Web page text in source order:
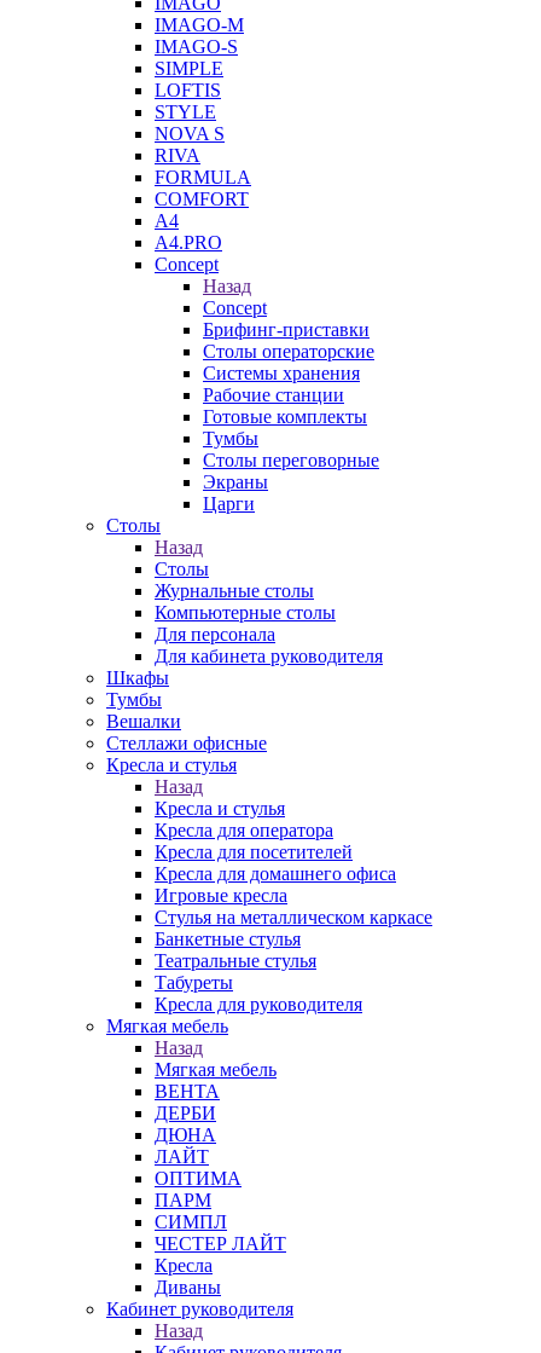
IMAGO-M
IMAGO-S
SIMPLE
LOFTIS
STYLE
NOVA S
RIVA
FORMULA
COMFORT
A4
A4.PRO
Concept
Назад
Concept
Брифинг-приставки
Столы операторские
Системы хранения
Рабочие станции
Готовые комплекты
Тумбы
Столы переговорные
Экраны
Царги
Столы
Назад
Столы
Журнальные столы
Компьютерные столы
Для персонала
Для кабинета руководителя
Шкафы
Тумбы
Вешалки
Стеллажи офисные
Кресла и стулья
Назад
Кресла и стулья
Кресла для оператора
Кресла для посетителей
Кресла для домашнего офиса
Игровые кресла
Стулья на металлическом каркасе
Банкетные стулья
Театральные стулья
Табуреты
Кресла для руководителя
Мягкая мебель
Назад
Мягкая мебель
ВЕНТА
ДЕРБИ
ДЮНА
ЛАЙТ
ОПТИМА
ПАРМ
СИМПЛ
ЧЕСТЕР ЛАЙТ
Кресла
Диваны
Кабинет руководителя
Назад